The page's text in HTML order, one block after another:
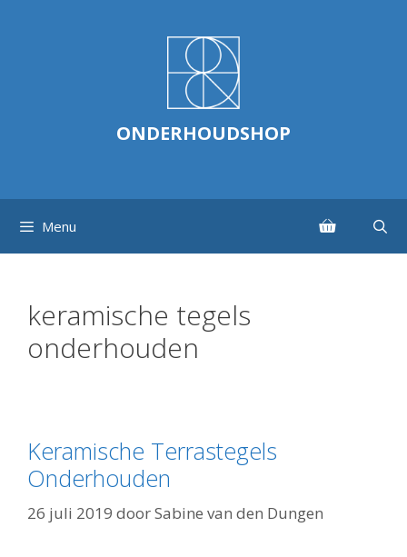
ONDERHOUDSHOP
Menu
keramische tegels
onderhouden
Keramische Terrastegels
Onderhouden
26 juli 2019 doorSabine van den Dungen